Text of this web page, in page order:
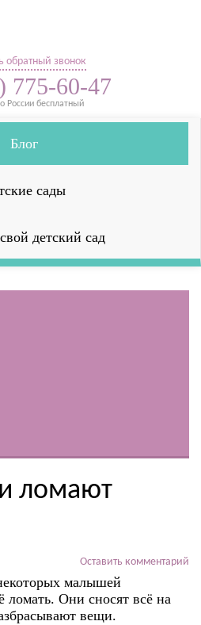
обратный звонок
775-60-47
России бесплатный
Блог
сады
детский сад
ломают
Оставить комментарий
малышей
ломать. Они сносят всё на
вещи.